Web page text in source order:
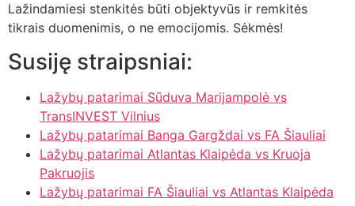
Lažindamiesi stenkitės būti objektyvūs ir remkitės
tikrais duomenimis, o ne emocijomis. Sėkmės!
Susiję straipsniai:
Lažybų patarimai Sūduva Marijampolė vs
TransINVEST Vilnius
Lažybų patarimai Banga Gargždai vs FA Šiauliai
Lažybų patarimai Atlantas Klaipėda vs Kruoja
Pakruojis
Lažybų patarimai FA Šiauliai vs Atlantas Klaipėda